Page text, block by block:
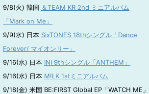
9/8(火) 韓国 ＆TEAM KR 2nd ミニアルバム
「Mark on Me」
9/9(水) 日本 SixTONES 18thシングル「Dance
Forever/ マイオンリー」
9/16(水) 日本 INI 9thシングル「ANTHEM」
9/16(水) 日本 M!LK 1stミニアルバム
9/18(金) 米国 BE:FIRST Global EP「WATCH ME」